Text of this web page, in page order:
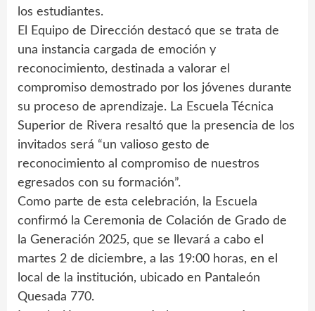
los estudiantes.
El Equipo de Dirección destacó que se trata de
una instancia cargada de emoción y
reconocimiento, destinada a valorar el
compromiso demostrado por los jóvenes durante
su proceso de aprendizaje. La Escuela Técnica
Superior de Rivera resaltó que la presencia de los
invitados será “un valioso gesto de
reconocimiento al compromiso de nuestros
egresados con su formación”.
Como parte de esta celebración, la Escuela
confirmó la Ceremonia de Colación de Grado de
la Generación 2025, que se llevará a cabo el
martes 2 de diciembre, a las 19:00 horas, en el
local de la institución, ubicado en Pantaleón
Quesada 770.